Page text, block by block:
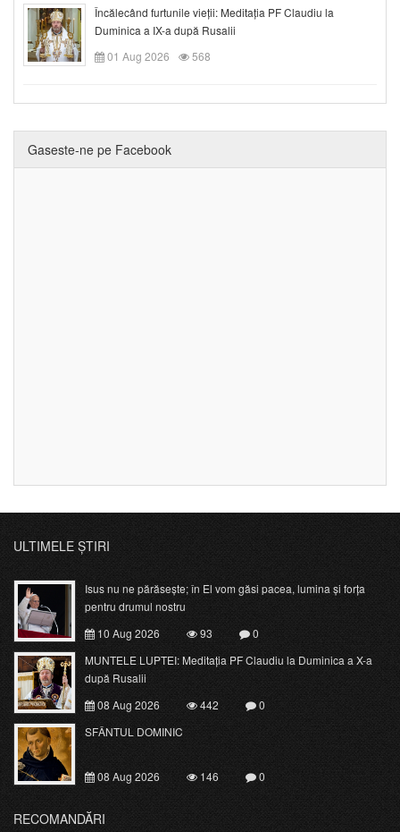
Încălecând furtunile vieții: Meditația PF Claudiu la
Duminica a IX-a după Rusalii
01 Aug 2026
568
Gaseste-ne pe Facebook
ULTIMELE ȘTIRI
Isus nu ne părăsește; în El vom găsi pacea, lumina și forța
pentru drumul nostru
10 Aug 2026
93
0
MUNTELE LUPTEI: Meditația PF Claudiu la Duminica a X-a
după Rusalii
08 Aug 2026
442
0
SFÂNTUL DOMINIC
08 Aug 2026 146 0
RECOMANDĂRI